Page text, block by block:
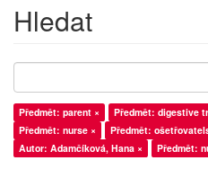
Hledat
Předmět: parent × Předmět: digestive
Předmět: nurse ×
Předmět:
Autor: Adamčíková, Hana ×
Předmět: